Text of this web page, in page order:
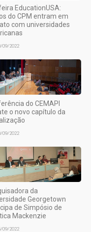
EducationUSA:
do CPM entram em
com universidades
09/2022
do CEMAPI
o novo capítulo da
09/2022
da
Georgetown
de Simpósio de
Mackenzie
09/2022